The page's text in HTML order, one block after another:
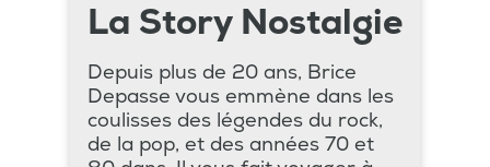
La Story Nostalgie
Depuis plus de 20 ans, Brice
Depasse vous emmène dans les
coulisses des légendes du rock,
de la pop, et des années 70 et